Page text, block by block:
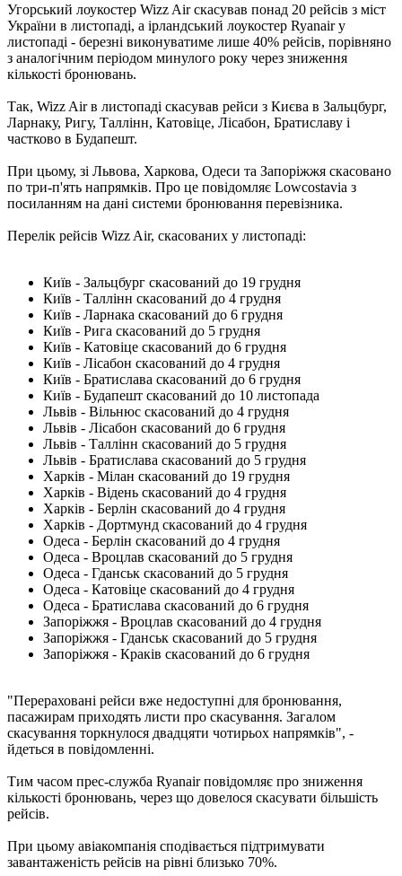
Угорський лоукостер Wizz Air скасував понад 20 рейсів з міст
України в листопаді, а ірландський лоукостер Ryanair у
листопаді - березні виконуватиме лише 40% рейсів, порівняно
з аналогічним періодом минулого року через зниження
кількості бронювань.
Так, Wizz Air в листопаді скасував рейси з Києва в Зальцбург,
Ларнаку, Ригу, Таллінн, Катовіце, Лісабон, Братиславу і
частково в Будапешт.
При цьому, зі Львова, Харкова, Одеси та Запоріжжя скасовано
по три-п'ять напрямків. Про це повідомляє Lowcostavia з
посиланням на дані системи бронювання перевізника.
Перелік рейсів Wizz Air, скасованих у листопаді:
Київ - Зальцбург скасований до 19 грудня
Київ - Таллінн скасований до 4 грудня
Київ - Ларнака скасований до 6 грудня
Київ - Рига скасований до 5 грудня
Київ - Катовіце скасований до 6 грудня
Київ - Лісабон скасований до 4 грудня
Київ - Братислава скасований до 6 грудня
Київ - Будапешт скасований до 10 листопада
Львів - Вільнюс скасований до 4 грудня
Львів - Лісабон скасований до 6 грудня
Львів - Таллінн скасований до 5 грудня
Львів - Братислава скасований до 5 грудня
Харків - Мілан скасований до 19 грудня
Харків - Відень скасований до 4 грудня
Харків - Берлін скасований до 4 грудня
Харків - Дортмунд скасований до 4 грудня
Одеса - Берлін скасований до 4 грудня
Одеса - Вроцлав скасований до 5 грудня
Одеса - Гданськ скасований до 5 грудня
Одеса - Катовіце скасований до 4 грудня
Одеса - Братислава скасований до 6 грудня
Запоріжжя - Вроцлав скасований до 4 грудня
Запоріжжя - Гданськ скасований до 5 грудня
Запоріжжя - Краків скасований до 6 грудня
"Перераховані рейси вже недоступні для бронювання,
пасажирам приходять листи про скасування. Загалом
скасування торкнулося двадцяти чотирьох напрямків", -
йдеться в повідомленні.
Тим часом прес-служба Ryanair повідомляє про зниження
кількості бронювань, через що довелося скасувати більшість
рейсів.
При цьому авіакомпанія сподівається підтримувати
завантаженість рейсів на рівні близько 70%.